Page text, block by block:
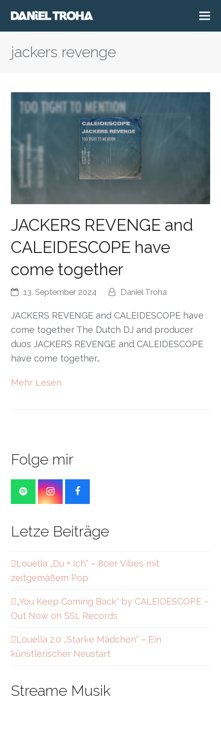
jackers revenge
JACKERS REVENGE and
CALEIDESCOPE have
come together
13. September 2024 Daniel Troha
JACKERS REVENGE and CALEIDESCOPE have
come together The Dutch DJ and producer
duos JACKERS REVENGE and CALEIDESCOPE
have come together…
Mehr Lesen
Folge mir
S
p
i
I
n
a
a
m
F
a
b
k
Letze Beiträge
Louella „Du + Ich“ – 80er Vibes mit
zeitgemäßem Pop
„You Keep Coming Back“ by CALEIDESCOPE –
Out Now on SSL Records
Louella 2.0 „Starke Mädchen“ – Ein
künstlerischer Neustart
Streame Musik